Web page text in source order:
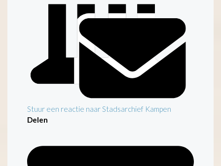
Stuur een reactie naar Stadsarchief Kampen
Delen